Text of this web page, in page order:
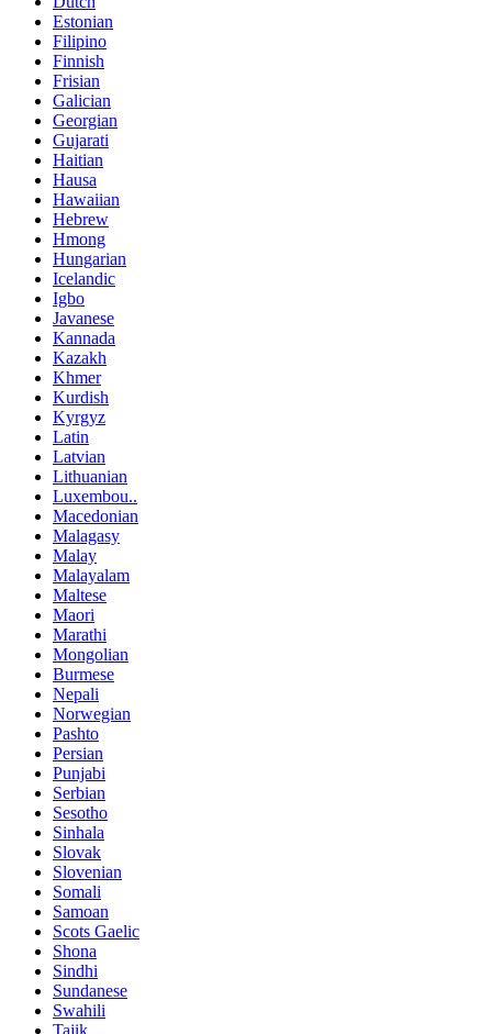
Estonian
Filipino
Finnish
Frisian
Galician
Georgian
Gujarati
Haitian
Hausa
Hawaiian
Hebrew
Hmong
Hungarian
Icelandic
Igbo
Javanese
Kannada
Kazakh
Khmer
Kurdish
Kyrgyz
Latin
Latvian
Lithuanian
Luxembou..
Macedonian
Malagasy
Malay
Malayalam
Maltese
Maori
Marathi
Mongolian
Burmese
Nepali
Norwegian
Pashto
Persian
Punjabi
Serbian
Sesotho
Sinhala
Slovak
Slovenian
Somali
Samoan
Scots Gaelic
Shona
Sindhi
Sundanese
Swahili